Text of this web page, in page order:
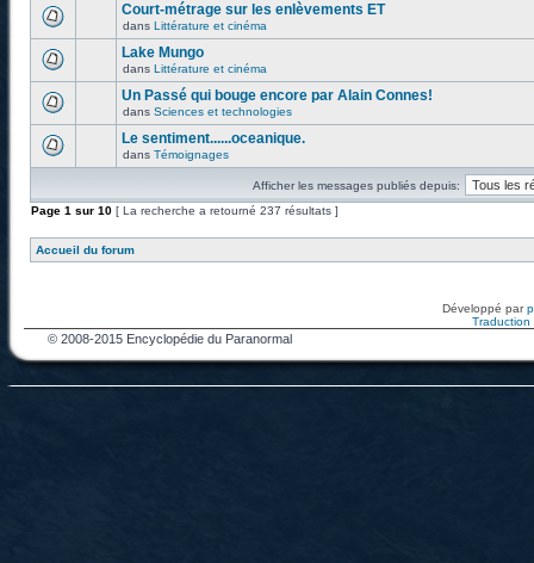
Court-métrage sur les enlèvements ET
dans Littérature et cinéma
Lake Mungo
dans Littérature et cinéma
Un Passé qui bouge encore par Alain Connes!
dans Sciences et technologies
Le sentiment......oceanique.
dans Témoignages
Afficher les messages publiés depuis:
Page 1 sur 10 [ La recherche a retourné 237 résultats ]
Accueil du forum
Développé par
Traduction
© 2008-2015 Encyclopédie du Paranormal